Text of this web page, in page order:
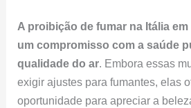
A proibição de fumar na Itália
um compromisso com a saúde
qualidade do ar. Embora essas
exigir ajustes para fumantes, elas
oportunidade para apreciar a